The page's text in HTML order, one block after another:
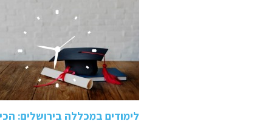
לימודים במכללה בירושלים: